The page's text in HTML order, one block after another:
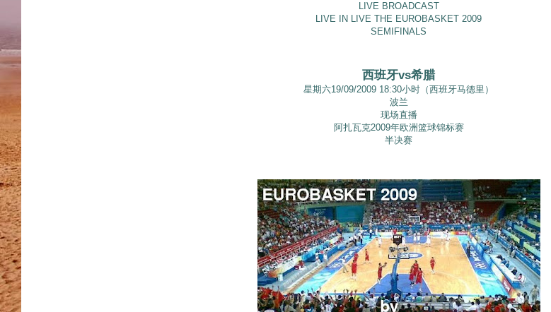
LIVE BROADCAST
LIVE IN LIVE THE EUROBASKET 2009
SEMIFINALS
西班牙vs希腊
星期六19/09/2009 18:30小时（西班牙马德里）
波兰
现场直播
阿扎瓦克2009年欧洲篮球锦标赛
半决赛